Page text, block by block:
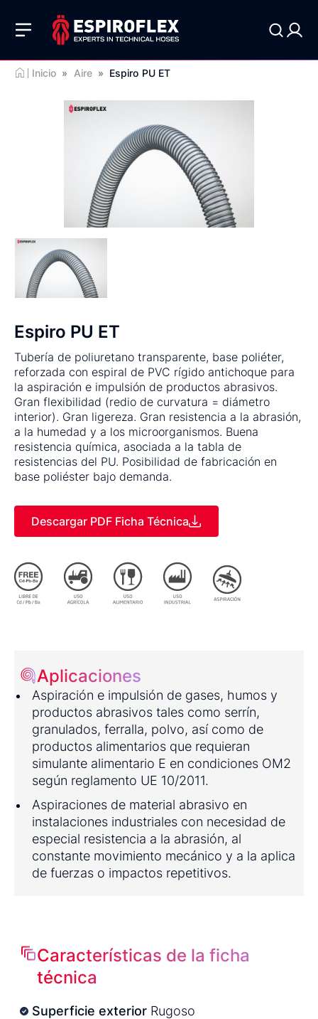
Inicio » Aire » Espiro PU ET
Espiro PU ET
Tubería de poliuretano transparente, base poliéter,
reforzada con espiral de PVC rígido antichoque para
la aspiración e impulsión de productos abrasivos.
Gran flexibilidad (redio de curvatura = diámetro
interior). Gran ligereza. Gran resistencia a la abrasión,
a la humedad y a los microorganismos. Buena
resistencia química, asociada a la tabla de
resistencias del PU. Posibilidad de fabricación en
base poliéster bajo demanda.
Descargar PDF Ficha Técnica
Aplicaciones
Aspiración e impulsión de gases, humos y
productos abrasivos tales como serrín,
granulados, ferralla, polvo, así como de
productos alimentarios que requieran
simulante alimentario E en condiciones OM2
según reglamento UE 10/2011.
Aspiraciones de material abrasivo en
instalaciones industriales con necesidad de
especial resistencia a la abrasión, al
constante movimiento mecánico y a la aplica
de fuerzas o impactos repetitivos.
Características de la ficha
técnica
Superficie exterior Rugoso